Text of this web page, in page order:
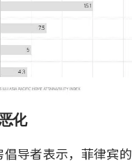
化
导者表示，菲律宾